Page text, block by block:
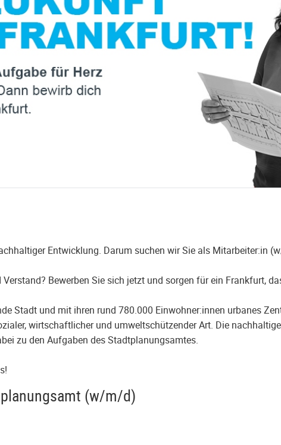
Entwicklung. Darum suchen wir Sie als Mitarbeiter:in
Bewerben Sie sich jetzt und sorgen für ein Frankfurt,
Stadt und mit ihren rund 780.000 Einwohner:innen urbanes
wirtschaftlicher und umweltschützender Art. Die
zu den Aufgaben des Stadtplanungsamtes.
(w/m/d)